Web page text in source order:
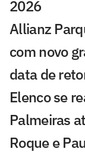
2026
Allianz
com novo
data de
Elenco se
Palmeiras
Roque e